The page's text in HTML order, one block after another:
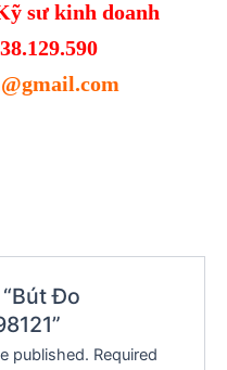
sư kinh doanh
Đo
published. Required